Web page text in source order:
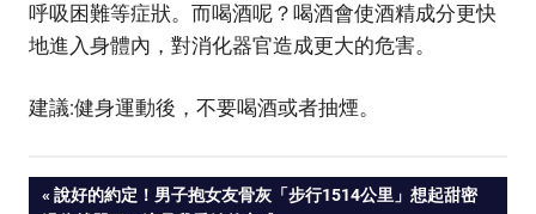
呼吸困難等症狀。而喝酒呢？喝酒會使酒精成分更快
地進入身體內，對消化器官造成更大的危害。
建議:健身運動後，不要喝酒或者抽煙。
PREVIOUS
說好的約定！男子抱女友骨灰「步行1514公里」想起甜密